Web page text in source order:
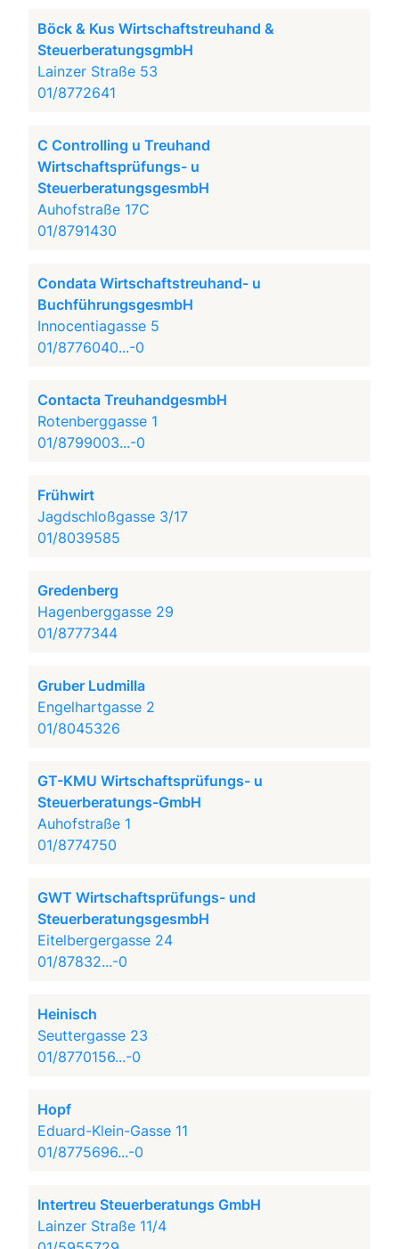
Böck & Kus Wirtschaftstreuhand &
SteuerberatungsgmbH
Lainzer Straße 53
01/8772641
C Controlling u Treuhand
Wirtschaftsprüfungs- u
SteuerberatungsgesmbH
Auhofstraße 17C
01/8791430
Condata Wirtschaftstreuhand- u
BuchführungsgesmbH
Innocentiagasse 5
01/8776040...-0
Contacta TreuhandgesmbH
Rotenberggasse 1
01/8799003...-0
Frühwirt
Jagdschloßgasse 3/17
01/8039585
Gredenberg
Hagenberggasse 29
01/8777344
Gruber Ludmilla
Engelhartgasse 2
01/8045326
GT-KMU Wirtschaftsprüfungs- u
Steuerberatungs-GmbH
Auhofstraße 1
01/8774750
GWT Wirtschaftsprüfungs- und
SteuerberatungsgesmbH
Eitelbergergasse 24
01/87832...-0
Heinisch
Seuttergasse 23
01/8770156...-0
Hopf
Eduard-Klein-Gasse 11
01/8775696...-0
Intertreu Steuerberatungs GmbH
Lainzer Straße 11/4